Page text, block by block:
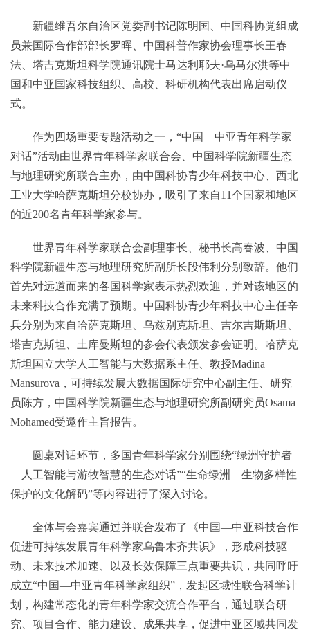
新疆维吾尔自治区党委副书记陈明国、中国科协党组成
员兼国际合作部部长罗晖、中国科普作家协会理事长王春
法、塔吉克斯坦科学院通讯院士马达利耶夫·乌马尔洪等中
国和中亚国家科技组织、高校、科研机构代表出席启动仪
式。
作为四场重要专题活动之一，“中国—中亚青年科学家
对话”活动由世界青年科学家联合会、中国科学院新疆生态
与地理研究所联合主办，由中国科协青少年科技中心、西北
工业大学哈萨克斯坦分校协办，吸引了来自11个国家和地区
的近200名青年科学家参与。
世界青年科学家联合会副理事长、秘书长高春波、中国
科学院新疆生态与地理研究所副所长段伟利分别致辞。他们
首先对远道而来的各国科学家表示热烈欢迎，并对该地区的
未来科技合作充满了预期。中国科协青少年科技中心主任辛
兵分别为来自哈萨克斯坦、乌兹别克斯坦、吉尔吉斯斯坦、
塔吉克斯坦、土库曼斯坦的参会代表颁发参会证明。哈萨克
斯坦国立大学人工智能与大数据系主任、教授Madina
Mansurova，可持续发展大数据国际研究中心副主任、研究
员陈方，中国科学院新疆生态与地理研究所副研究员Osama
Mohamed受邀作主旨报告。
圆桌对话环节，多国青年科学家分别围绕“绿洲守护者
—人工智能与游牧智慧的生态对话”“生命绿洲—生物多样性
保护的文化解码”等内容进行了深入讨论。
全体与会嘉宾通过并联合发布了《中国—中亚科技合作
促进可持续发展青年科学家乌鲁木齐共识》，形成科技驱
动、未来技术加速、以及长效保障三点重要共识，共同呼吁
成立“中国—中亚青年科学家组织”，发起区域性联合科学计
划，构建常态化的青年科学家交流合作平台，通过联合研
究、项目合作、能力建设、成果共享，促进中亚区域共同发